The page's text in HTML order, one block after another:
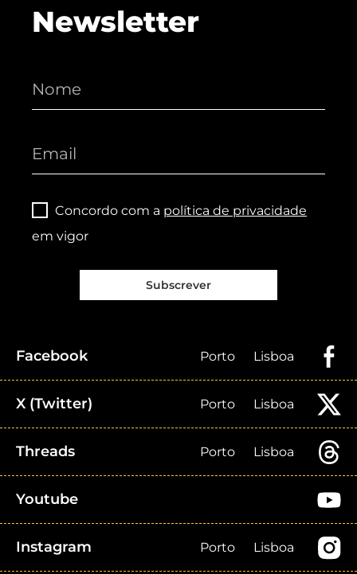
Newsletter
Concordo com a política de privacidade
em vigor
Subscrever
Facebook Porto Lisboa
X (Twitter) Porto Lisboa
Threads Porto Lisboa
Youtube
Instagram Porto Lisboa